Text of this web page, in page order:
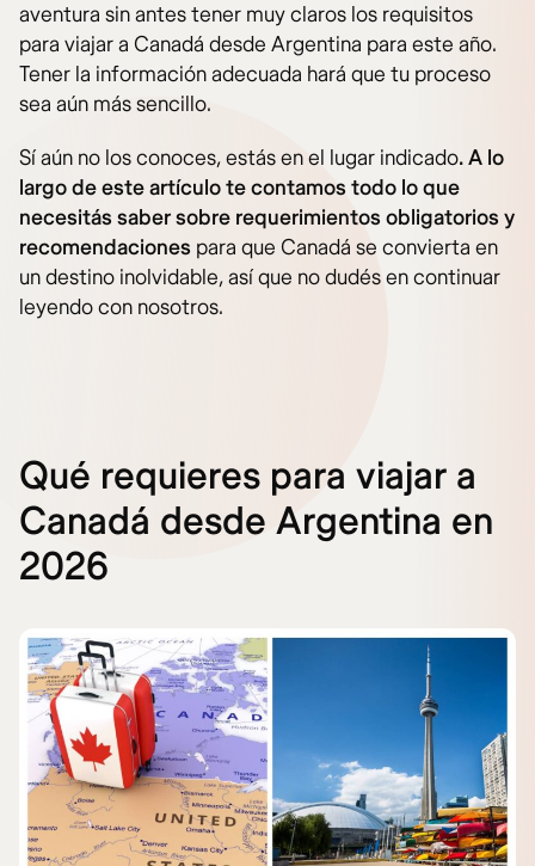
aventura sin antes tener muy claros los requisitos
para viajar a Canadá desde Argentina para este año.
Tener la información adecuada hará que tu proceso
sea aún más sencillo.
Sí aún no los conoces, estás en el lugar indicado. A lo
largo de este artículo te contamos todo lo que
necesitás saber sobre requerimientos obligatorios y
recomendaciones para que Canadá se convierta en
un destino inolvidable, así que no dudés en continuar
leyendo con nosotros.
Qué requieres para viajar a
Canadá desde Argentina en
2026